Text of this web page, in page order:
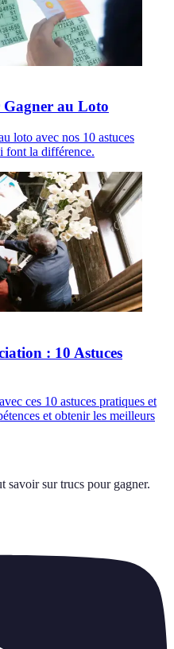
Gagner au Loto
loto avec nos 10 astuces
font la différence.
: 10 Astuces
ces 10 astuces pratiques et
et obtenir les meilleurs
savoir sur trucs pour gagner.